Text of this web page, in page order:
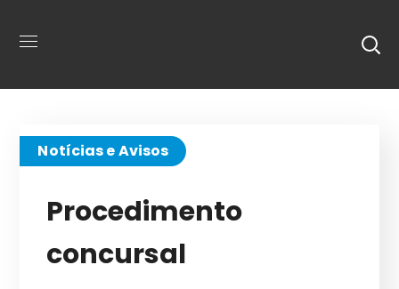
Notícias e Avisos
Procedimento
concursal